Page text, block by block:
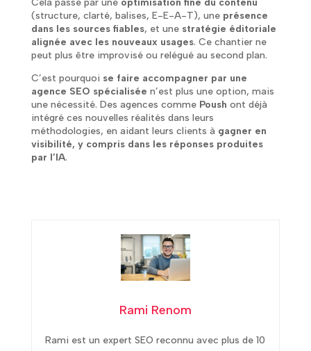
Cela passe par une optimisation fine du contenu
(structure, clarté, balises, E-E-A-T), une présence
dans les sources fiables, et une stratégie éditoriale
alignée avec les nouveaux usages. Ce chantier ne
peut plus être improvisé ou relégué au second plan.
C’est pourquoi se faire accompagner par une
agence SEO spécialisée n’est plus une option, mais
une nécessité. Des agences comme Poush ont déjà
intégré ces nouvelles réalités dans leurs
méthodologies, en aidant leurs clients à gagner en
visibilité, y compris dans les réponses produites
par l’IA.
Rami Renom
Rami est un expert SEO reconnu avec plus de 10